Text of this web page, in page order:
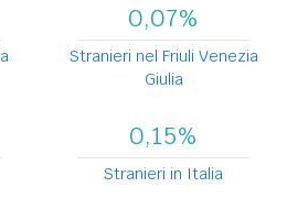
0,07%
Stranieri nel Friuli Venezia
Giulia
0,15%
Stranieri in Italia